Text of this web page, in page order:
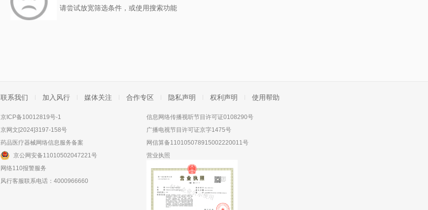
请尝试放宽筛选条件，或使用搜索功能
联系我们 加入风行 媒体关注 合作专区 隐私声明 权利声明 使用帮助
京ICP备10012819号-1
京网文[2024]3197-158号
药品医疗器械网络信息服务备案
京公网安备11010502047221号
网络110报警服务
风行客服联系电话：4000966660
信息网络传播视听节目许可证0108290号
广播电视节目许可证京字1475号
网信算备110105078915002220011号
营业执照